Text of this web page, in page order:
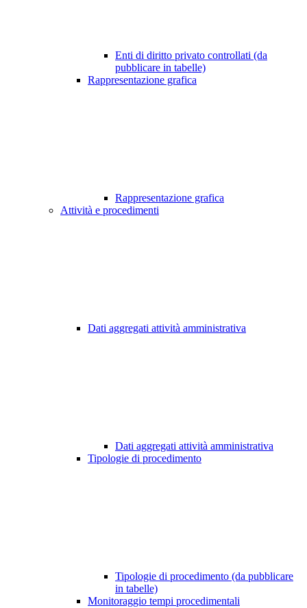
Enti di diritto privato controllati (da
pubblicare in tabelle)
Rappresentazione grafica
Rappresentazione grafica
Attività e procedimenti
Dati aggregati attività amministrativa
Dati aggregati attività amministrativa
Tipologie di procedimento
Tipologie di procedimento (da pubblicare
in tabelle)
Monitoraggio tempi procedimentali